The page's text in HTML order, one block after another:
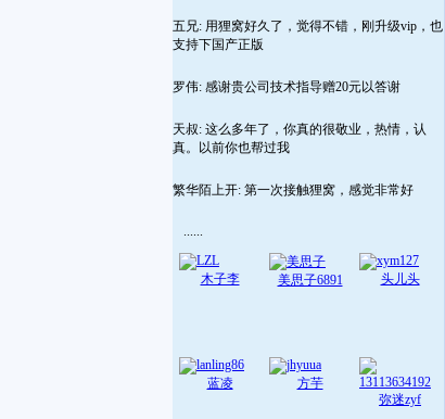
五兄: 用狸窝好久了，觉得不错，刚升级vip，也
支持下国产正版
罗伟: 感谢贵公司技术指导赠20元以答谢
天叔: 这么多年了，你真的很敬业，热情，认
真。以前你也帮过我
繁华陌上开: 第一次接触狸窝，感觉非常好
......
木子李 美思子6891 头儿头
蓝凌
方芋
弥迷zyf